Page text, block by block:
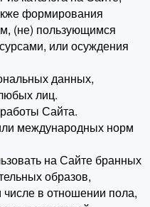
формирования
(не) пользующимся
или осуждения
данных,
лиц.
Сайта.
международных норм
на Сайте бранных
образов,
в отношении пола,